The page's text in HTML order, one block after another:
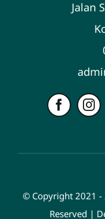
Jalan
© Copyright 2021
Reserved |